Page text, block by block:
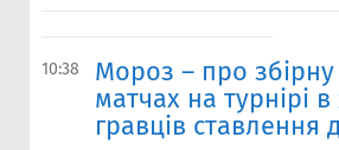
10:38
Мороз – про збірну
матчах на турнірі
гравців ставлення